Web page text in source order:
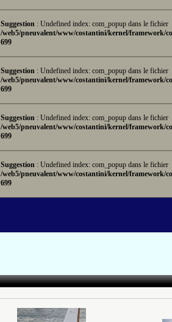
Suggestion : Undefined index: com_popup dans le fichier
/web5/pneuvalent/www/costantini/kernel/framework/
699
Suggestion : Undefined index: com_popup dans le fichier
/web5/pneuvalent/www/costantini/kernel/framework/
699
Suggestion : Undefined index: com_popup dans le fichier
/web5/pneuvalent/www/costantini/kernel/framework/
699
Suggestion : Undefined index: com_popup dans le fichier
/web5/pneuvalent/www/costantini/kernel/framework/
699